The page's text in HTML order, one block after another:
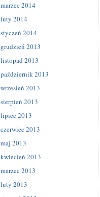
marzec 2014
luty 2014
styczeń 2014
grudzień 2013
listopad 2013
październik 2013
wrzesień 2013
sierpień 2013
lipiec 2013
czerwiec 2013
maj 2013
kwiecień 2013
marzec 2013
luty 2013